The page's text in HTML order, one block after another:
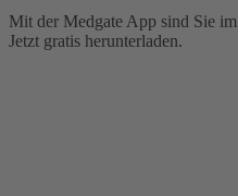
Mit der Medgate App sind Sie
Jetzt gratis herunterladen.